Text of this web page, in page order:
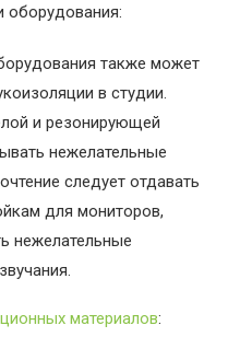
оборудования:
также может
в студии.
и резонирующей
нежелательные
следует отдавать
для мониторов,
нежелательные
материалов: